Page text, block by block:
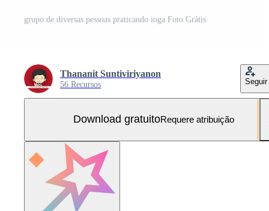
grupo de diversas pessoas praticando ioga Foto Grátis
Thananit Suntiviriyanon
56 Recursos Seguir
Download gratuitoRequere atribuição